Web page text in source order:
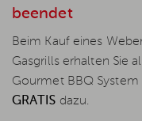
beendet
Beim Kauf eines
Gasgrills erhalten Sie
Gourmet BBQ
GRATIS dazu.